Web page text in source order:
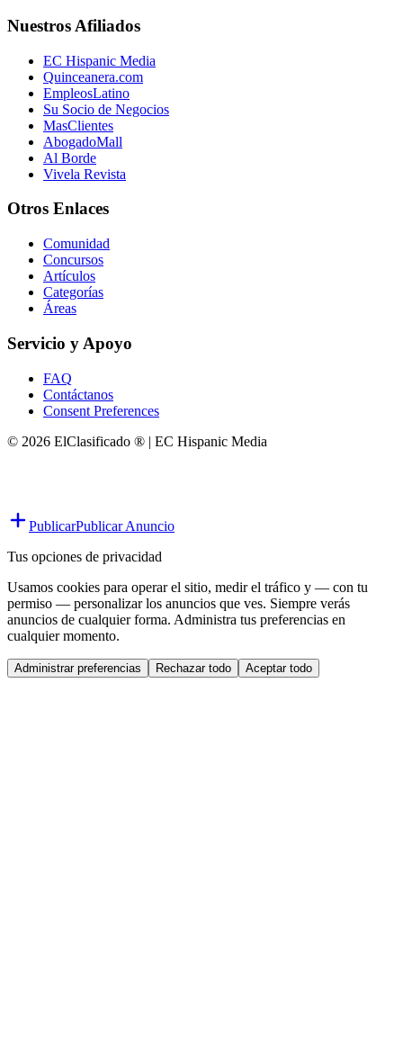
Nuestros Afiliados
EC Hispanic Media
Quinceanera.com
EmpleosLatino
Su Socio de Negocios
MasClientes
AbogadoMall
Al Borde
Vivela Revista
Otros Enlaces
Comunidad
Concursos
Artículos
Categorías
Áreas
Servicio y Apoyo
FAQ
Contáctanos
Consent Preferences
© 2026 ElClasificado ® | EC Hispanic Media
PublicarPublicar Anuncio
Tus opciones de privacidad
Usamos cookies para operar el sitio, medir el tráfico y — con tu
permiso — personalizar los anuncios que ves. Siempre verás
anuncios de cualquier forma. Administra tus preferencias en
cualquier momento.
Administrar preferencias Rechazar todo Aceptar todo